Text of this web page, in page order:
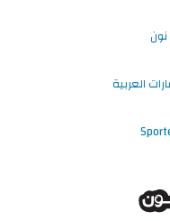
العربية